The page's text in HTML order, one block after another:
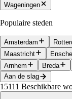
Wageningen
Populaire steden
Amsterdam
Maastricht
Arnhem
Breda
Aan de slag
15111 Beschikbare